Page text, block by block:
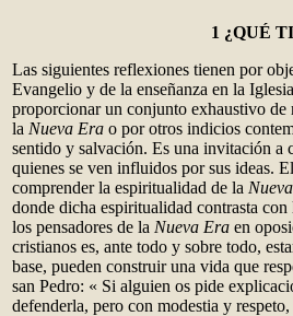
1 ¿QUÉ
Las siguientes reflexiones tienen por
Evangelio y de la enseñanza en la
proporcionar un conjunto exhaustivo de
la Nueva Era o por otros indicios
sentido y salvación. Es una invitación a
quienes se ven influidos por sus ideas.
comprender la espiritualidad de la
donde dicha espiritualidad contrasta
los pensadores de la Nueva Era en
cristianos es, ante todo y sobre todo,
base, pueden construir una vida que
san Pedro: « Si alguien os pide
defenderla, pero con modestia y